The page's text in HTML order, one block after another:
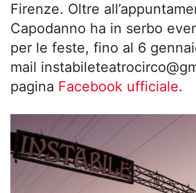
Firenze. Oltre
Capodanno ha in serbo
per le feste, fino al 6
mail
pagina Facebook ufficiale.